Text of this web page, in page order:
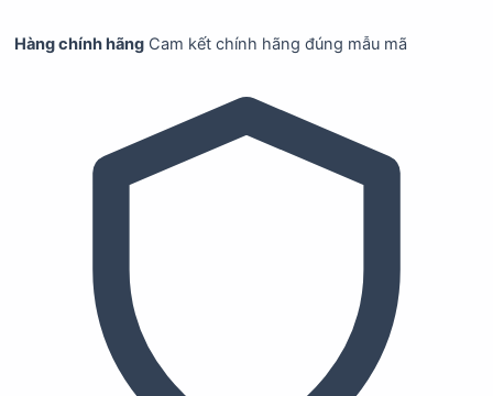
Hàng chính hãng Cam kết chính hãng đúng mẫu mã